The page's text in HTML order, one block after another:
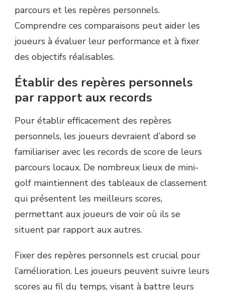
parcours et les repères personnels.
Comprendre ces comparaisons peut aider les
joueurs à évaluer leur performance et à fixer
des objectifs réalisables.
Établir des repères personnels
par rapport aux records
Pour établir efficacement des repères
personnels, les joueurs devraient d’abord se
familiariser avec les records de score de leurs
parcours locaux. De nombreux lieux de mini-
golf maintiennent des tableaux de classement
qui présentent les meilleurs scores,
permettant aux joueurs de voir où ils se
situent par rapport aux autres.
Fixer des repères personnels est crucial pour
l’amélioration. Les joueurs peuvent suivre leurs
scores au fil du temps, visant à battre leurs